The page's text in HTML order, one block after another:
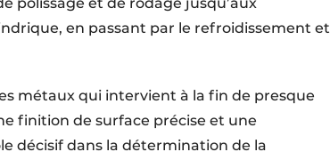
en passant par le refroidissement et
métaux qui intervient à la fin de presque
finition de surface précise et une
décisif dans la détermination de la